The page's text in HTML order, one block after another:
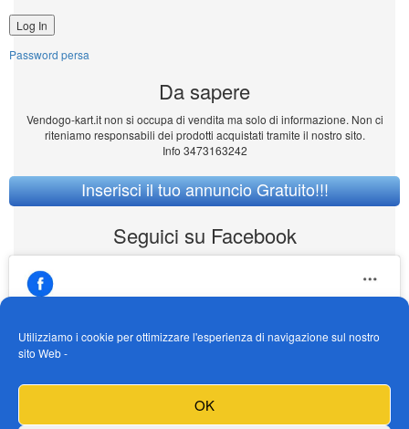
Utilizziamo i cookie per ottimizzare l'esperienza di navigazione sul nostro
sito Web -
OK
Password persa
Da sapere
Vendogo-kart.it non si occupa di vendita ma solo di informazione. Non ci
riteniamo responsabili dei prodotti acquistati tramite il nostro sito.
Info 3473163242
Inserisci il tuo annuncio Gratuito!!!
Seguici su Facebook
https://www.facebook.com/Vendogokartit/
Fai clic per accettare i cookie marketing e
abilitare questo contenuto